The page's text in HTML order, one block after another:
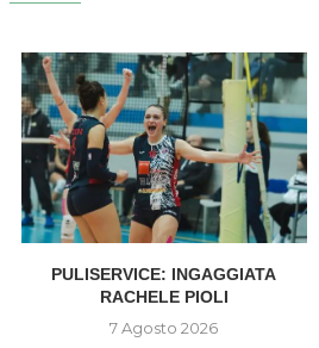
PULISERVICE: INGAGGIATA
RACHELE PIOLI
7 Agosto 2026